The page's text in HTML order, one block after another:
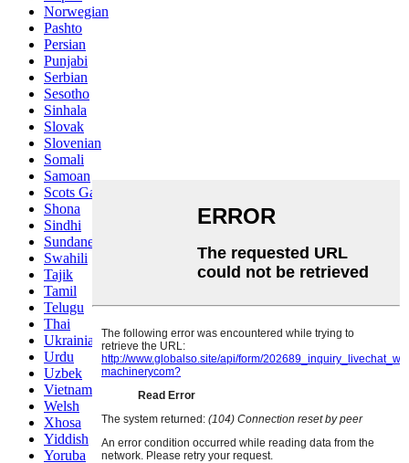
Norwegian
Pashto
Persian
Punjabi
Serbian
Sesotho
Sinhala
Slovak
Slovenian
Somali
Samoan
Scots Gaelic
Shona
Sindhi
Sundanese
Swahili
Tajik
Tamil
Telugu
Thai
Ukrainian
Urdu
Uzbek
Vietnamese
Welsh
Xhosa
Yiddish
Yoruba